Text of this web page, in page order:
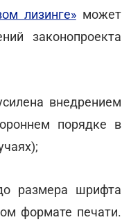
лизинге»может
законопроекта
внедрением
порядке в
размера шрифта
формате печати.